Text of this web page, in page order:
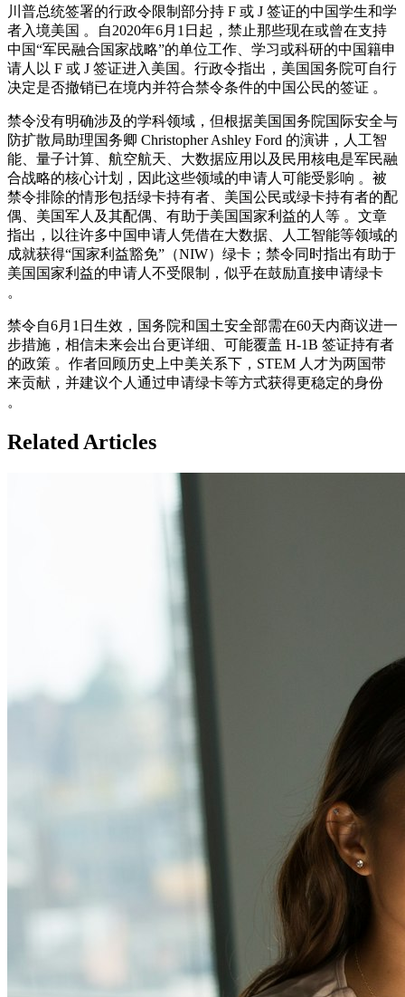
川普总统签署的行政令限制部分持 F 或 J 签证的中国学生和学
者入境美国 。自2020年6月1日起，禁止那些现在或曾在支持
中国“军民融合国家战略”的单位工作、学习或科研的中国籍申
请人以 F 或 J 签证进入美国。行政令指出，美国国务院可自行
决定是否撤销已在境内并符合禁令条件的中国公民的签证 。
禁令没有明确涉及的学科领域，但根据美国国务院国际安全与
防扩散局助理国务卿 Christopher Ashley Ford 的演讲，人工智
能、量子计算、航空航天、大数据应用以及民用核电是军民融
合战略的核心计划，因此这些领域的申请人可能受影响 。被
禁令排除的情形包括绿卡持有者、美国公民或绿卡持有者的配
偶、美国军人及其配偶、有助于美国国家利益的人等 。文章
指出，以往许多中国申请人凭借在大数据、人工智能等领域的
成就获得“国家利益豁免”（NIW）绿卡；禁令同时指出有助于
美国国家利益的申请人不受限制，似乎在鼓励直接申请绿卡
。
禁令自6月1日生效，国务院和国土安全部需在60天内商议进一
步措施，相信未来会出台更详细、可能覆盖 H‑1B 签证持有者
的政策 。作者回顾历史上中美关系下，STEM 人才为两国带
来贡献，并建议个人通过申请绿卡等方式获得更稳定的身份
。
Related Articles